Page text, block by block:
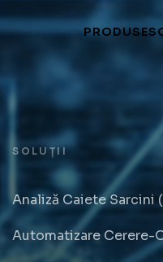
PRODUSE
SOLUȚII
Analiză Caiete Sarcini
Automatizare Cerere-